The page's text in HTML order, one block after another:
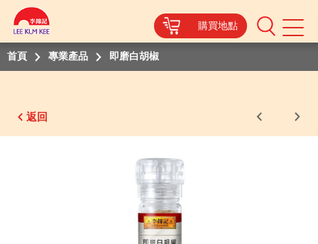
購買地點
Mobile
Menu
首頁
專業產品 即磨白胡椒
返回